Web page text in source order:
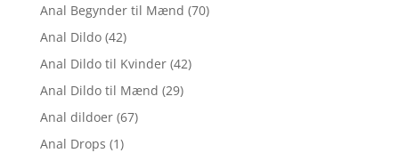
Anal Begynder til Mænd (70)
Anal Dildo (42)
Anal Dildo til Kvinder (42)
Anal Dildo til Mænd (29)
Anal dildoer (67)
Anal Drops (1)